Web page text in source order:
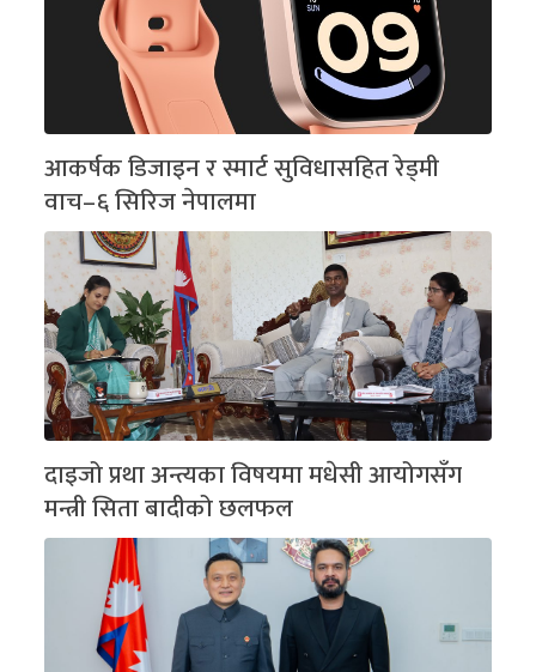
आकर्षक डिजाइन र स्मार्ट सुविधासहित रेड्मी
वाच–६ सिरिज नेपालमा
दाइजो प्रथा अन्त्यका विषयमा मधेसी आयोगसँग
मन्त्री सिता बादीको छलफल